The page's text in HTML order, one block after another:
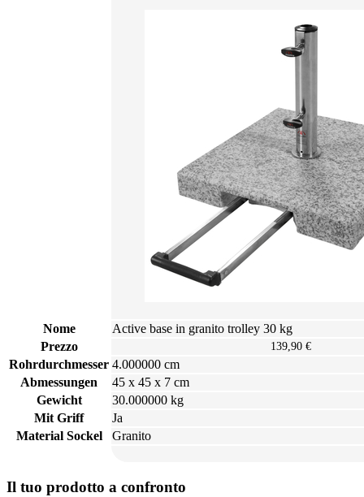
needs to setup the site with their CMP to add this
content to the list of technologies used.
Nome
Active base in granito trolley 30 kg
Prezzo
139,90 €
Rohrdurchmesser 4.000000 cm
Abmessungen
45 x 45 x 7 cm
Gewicht
30.000000 kg
Mit Griff
Ja
Material Sockel
Granito
Il tuo prodotto a confronto